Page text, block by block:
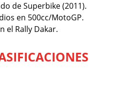
de Superbike (2011).
en 500cc/MotoGP.
el Rally Dakar.